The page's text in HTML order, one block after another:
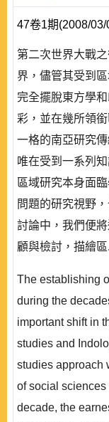
47卷1期(2008/03/
第二次世界大戰
界，儘管其受到
完全擺脫東方學
彩，並在幾所領
一格的南亞研究
唯在受到一系列
區域研究本身面
問題的研究視野
討論中，我們便
顧與檢討，描繪區
The establishing
during the
important shift in
studies and
studies approach
of social
decade, the